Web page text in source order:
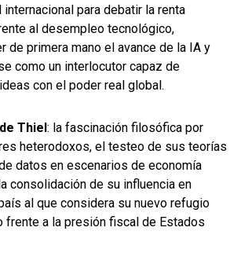
para debatir la renta
al desempleo tecnológico,
de primera mano el avance de la IA y
como un interlocutor capaz de
con el poder real global.
Thiel: la fascinación filosófica por
heterodoxos, el testeo de sus teorías
datos en escenarios de economía
consolidación de su influencia en
al que considera su nuevo refugio
frente a la presión fiscal de Estados